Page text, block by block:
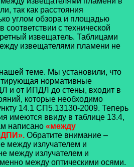
так как расстояния
углом обзора и площадью
соответствии с технической
извещатель. Таблицами
извещателями пламени не
теме. Мы установили, что
нормативные
и от ИПДЛ до стены, входит в
которые необходимо
14.1 СП5.13130-2009. Теперь
имеются ввиду в таблице 13.4,
написано «между
». Обратите внимание –
между излучателем и
между излучателем и
между оптическими осями.